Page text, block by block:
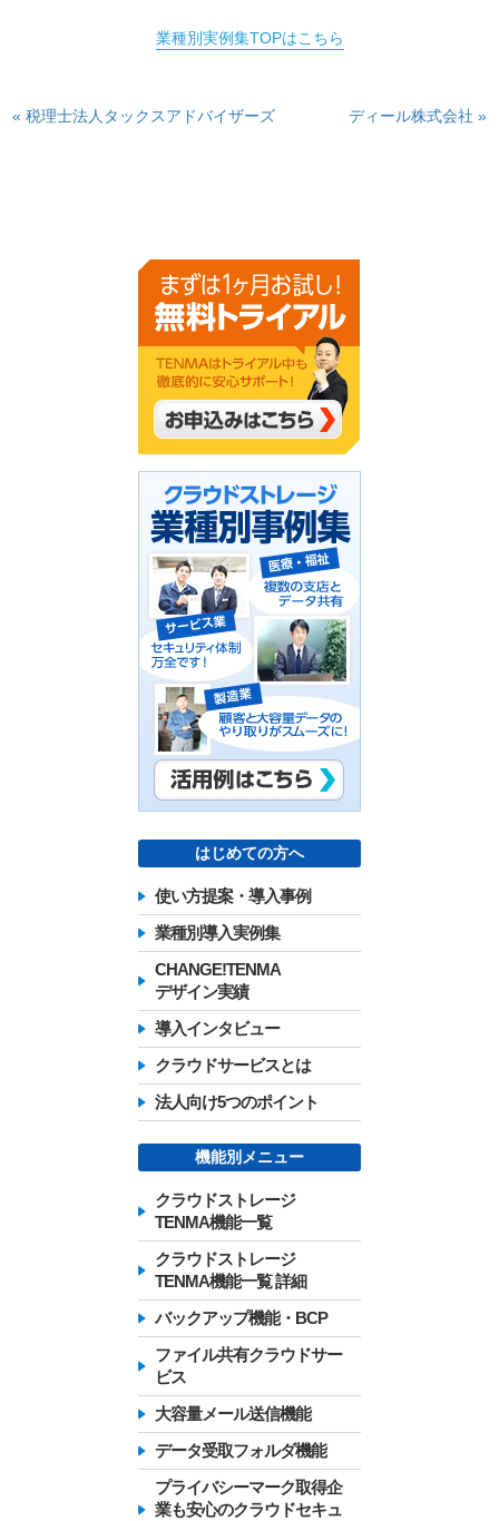
業種別実例集TOPはこちら
« 税理士法人タックスアドバイザーズ ディール株式会社 »
はじめての方へ
使い方提案・導入事例
業種別導入実例集
CHANGE!TENMA
デザイン実績
導入インタビュー
クラウドサービスとは
法人向け5つのポイント
機能別メニュー
クラウドストレージ
TENMA機能一覧
クラウドストレージ
TENMA機能一覧 詳細
バックアップ機能・BCP
ファイル共有クラウドサー
ビス
大容量メール送信機能
データ受取フォルダ機能
プライバシーマーク取得企
業も安心のクラウドセキュ